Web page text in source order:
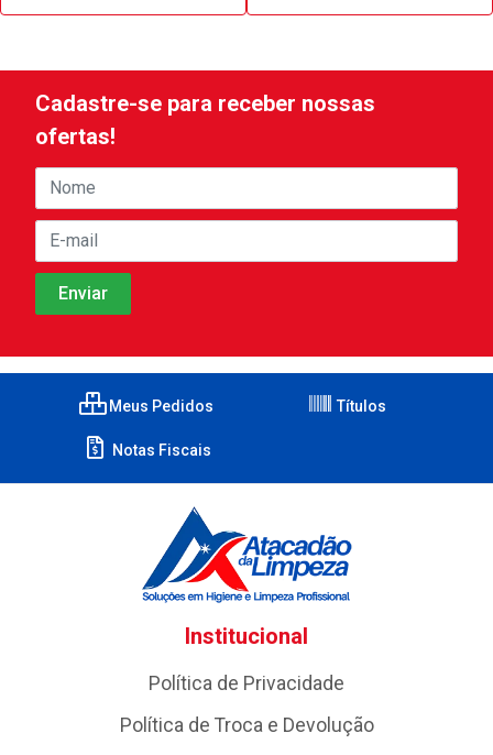
Cadastre-se para receber nossas
ofertas!
Meus Pedidos Títulos
Notas Fiscais
Institucional
Política de Privacidade
Política de Troca e Devolução